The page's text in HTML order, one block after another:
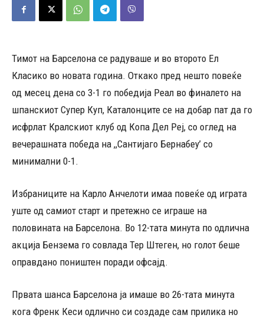
Тимот на Барселона се радуваше и во второто Ел
Класико во новата година. Откако пред нешто повеќе
од месец дена со 3-1 го победија Реал во финалето на
шпанскиот Супер Куп, Каталонците се на добар пат да го
исфрлат Кралскиот клуб од Копа Дел Реј, со оглед на
вечерашната победа на ,,Сантијаго Бернабеу’ со
минимални 0-1.
Избраниците на Карло Анчелоти имаа повеќе од играта
уште од самиот старт и претежно се играше на
половината на Барселона. Во 12-тата минута по одлична
акција Бензема го совлада Тер Штеген, но голот беше
оправдано поништен поради офсајд.
Првата шанса Барселона ја имаше во 26-тата минута
кога Френк Кеси одлично си создаде сам прилика но